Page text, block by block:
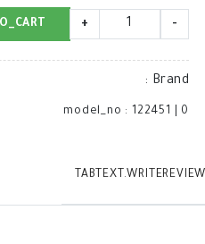
-
+
Brand
:
model_no : 122451 0
TABTEXT.WRITEREVIEW